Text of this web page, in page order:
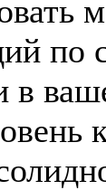
по
в